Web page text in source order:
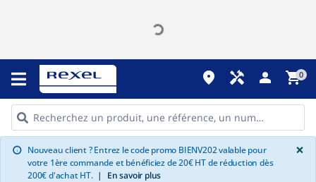
place handyman person shopping_cart0
info Nouveau client ? Entrez le code promo BIENV202 valable pour
votre 1ère commande et bénéficiez de 20€ HT de réduction dès
200€ d'achat HT. | En savoir plus
×